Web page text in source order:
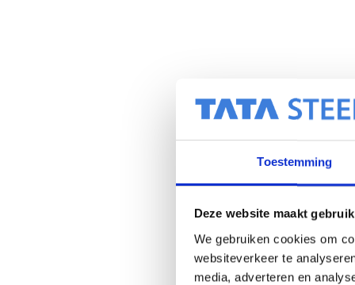
Toestemming
Deze website maakt
We gebruiken cookies om
websiteverkeer te
media, adverteren en